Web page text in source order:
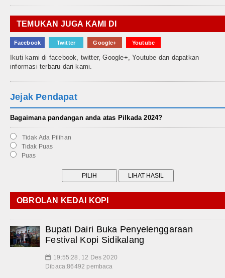
TEMUKAN JUGA KAMI DI
Facebook Twitter Google+ Youtube
Ikuti kami di facebook, twitter, Google+, Youtube dan dapatkan
informasi terbaru dari kami.
Jejak Pendapat
Bagaimana pandangan anda atas Pilkada 2024?
Tidak Ada Pilihan
Tidak Puas
Puas
OBROLAN KEDAI KOPI
Bupati Dairi Buka Penyelenggaraan
Festival Kopi Sidikalang
📅 19:55:28, 12 Des 2020
Dibaca:86492 pembaca